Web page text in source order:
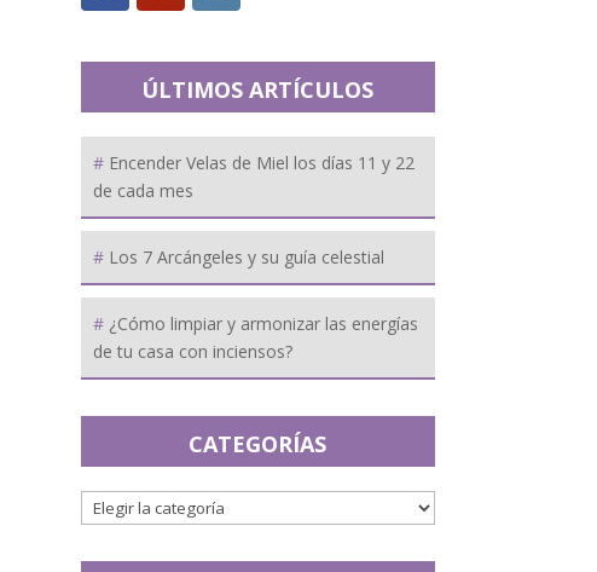
ÚLTIMOS ARTÍCULOS
Encender Velas de Miel los días 11 y 22
de cada mes
Los 7 Arcángeles y su guía celestial
¿Cómo limpiar y armonizar las energías
de tu casa con inciensos?
CATEGORÍAS